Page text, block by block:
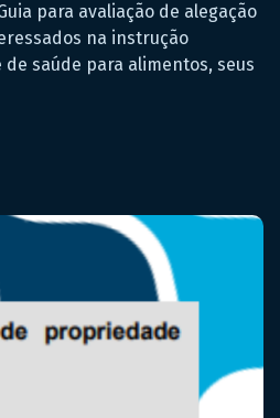
para avaliação de alegação
na instrução
saúde para alimentos, seus